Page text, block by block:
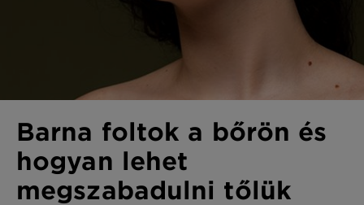
Barna foltok a bőrön és
hogyan lehet
megszabadulni tőlük